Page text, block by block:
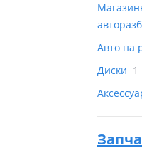
Авто на
Диски 1